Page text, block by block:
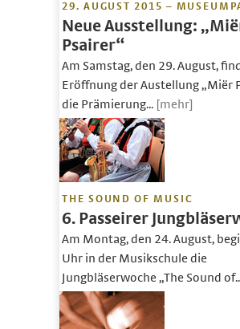
29. AUGUST 2015 –
Neue Ausstellung:
Psairer“
Am Samstag, den 29. August,
Eröffnung der Austellung „Miër
die Prämierung... [mehr]
THE SOUND OF MUSIC
6. Passeirer
Am Montag, den 24. August,
Uhr in der Musikschule die
Jungbläserwoche „The Sound